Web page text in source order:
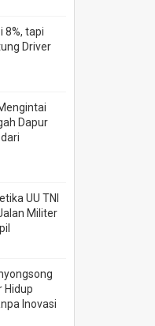
8%, tapi
Driver
Dapur
UU TNI
Militer
Hidup
Inovasi